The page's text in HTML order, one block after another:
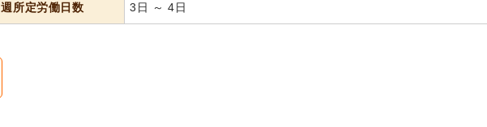
週所定労働日数 3日 ～ 4日